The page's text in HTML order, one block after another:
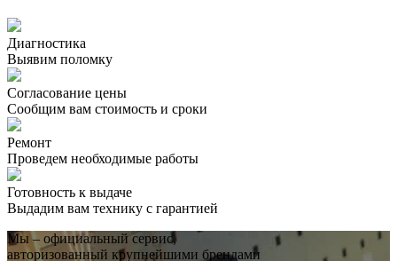
Диагностика
Выявим поломку
Согласование цены
Сообщим вам стоимость и сроки
Ремонт
Проведем необходимые работы
Готовность к выдаче
Выдадим вам технику с гарантией
Мы – официальный сервис,
авторизованный крупнейшими брендами